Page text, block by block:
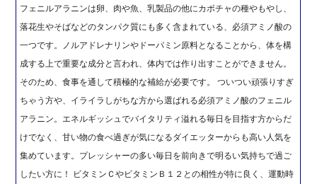
フェニルアラニンは卵、肉や魚、乳製品の他にカボチャの種やもやし、
落花生やそばなどのタンパク質にも多く含まれている、必須アミノ酸の
一つです。ノルアドレナリンやドーパミン原料となることから、体を構
成する上で重要な成分と言われ、体内では作り出すことができません。
そのため、食事を通して積極的な補給が必要です。 ついつい頑張りすぎ
ちゃう方や、イライラしがちな方から選ばれる必須アミノ酸のフェニル
アラニン。エネルギッシュでバイタリティ溢れる毎日を目指す方からだ
けでなく、甘い物の食べ過ぎが気になるダイエッターからも高い人気を
集めています。プレッシャーの多い毎日を前向きで明るい気持ちで過ご
したい方に！ ビタミンＣやビタミンＢ１２との相性が特に良く、運動時